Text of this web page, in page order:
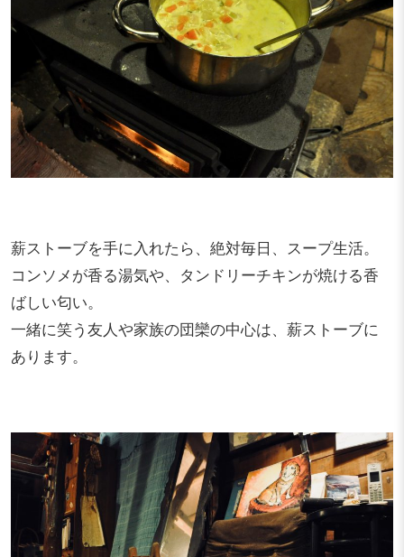
薪ストーブを手に入れたら、絶対毎日、スープ生活。
コンソメが香る湯気や、タンドリーチキンが焼ける香
ばしい匂い。
一緒に笑う友人や家族の団欒の中心は、薪ストーブに
あります。